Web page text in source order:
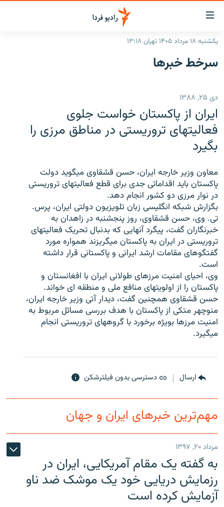
لینک‌های
قابلیت
دسترسی
بازگشت
اصلی
رفتن
صفحه
جستجو
ایران
رادیو
انتخاب کنید و بشنوید
برنامه‌های رادیویی
پادکست
چندرسانه‌ای
گزارش‌های ویدئویی
English
به ما بپیوندید
زبان‌های دیگر
یکشنبه ۱۸ مرداد ۱۴۰۵ تهران ۱۳:۱۸
سرخط‌ خبرها
دی ۲۵, ۱۳۸۸
ایران از پاکستان خواست جلوی
فعالیتهای تروریستی در مناطق مرزی را
بگیرد
معاون وزیر خارجه ایران، حسن قشقاوی میگوید دولت
پاکستان باید اقداماتی جدی برای قطع فعالیتهای تروریستی
در نوار مرزی دو کشور انجام دهد.
بگزارش شبکه انگلیسی زبان تلویزیون دولتی ایران، پرس.
تی. وی، حسن قشقاوی، روز پنجشنبه در زاهدان به
خبرنگاران گفت، پیگرد آنهایی که بدنبال تحریک فعالیتهای
تروریستی در ایران به پاکستان میگریزند همواره مورد
گفتگوهای مقامات ارشد ایرانی و پاکستانی قرار داشته
است.
وی، احیای امنیت مرزهای طولانی ایران با افغانستان و
پاکستان را از اولویتهای منافع ملی و منطقه ای خواند.
حسن قشقاوی همچنین گفت، دیدار آتی وزیر خارجه ایران،
منوچهر متکی از پاکستان با هدف بررسی مسائل مربوط به
امنیت مرزها بویژه برخورد با گروههای تروریستی انجام
میگیرد.
ارسال دسترسی بدون فیلترشکن
مهم‌ترین خبرهای ایران و جهان
مرداد ۲۰, ۱۳۹۷
به گفته یک مقام آمریکایی، ایران در
رزمایش دریایی خود یک موشک ضد ناو
آزمایش کرده است